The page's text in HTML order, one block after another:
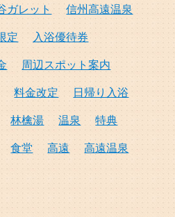
ガレット
信州高遠温泉
定
入浴優待券
周辺スポット案内
料金改定
日帰り入浴
林檎湯 温泉
特典
食堂 高遠
高遠温泉